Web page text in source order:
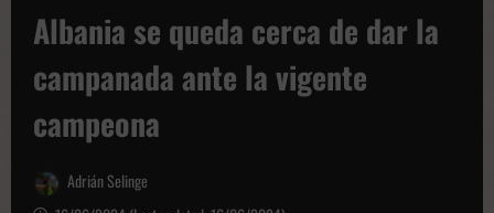
Albania se queda cerca de dar la
campanada ante la vigente
campeona
Adrián Selinge